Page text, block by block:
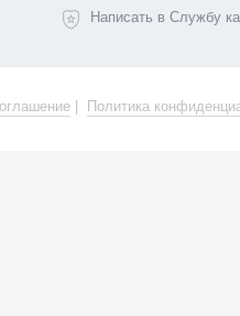
Написать в Службу
Политика